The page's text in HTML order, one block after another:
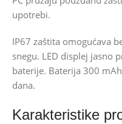
upotrebi.
IP67 zaštita omogućava
snegu. LED displej jasno
baterije. Baterija 300
dana.
Karakteristike